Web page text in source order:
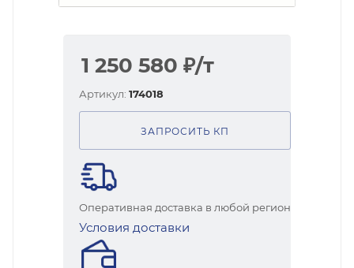
1 250 580 ₽/т
Артикул: 174018
ЗАПРОСИТЬ КП
Оперативная доставка в любой регион
Условия доставки